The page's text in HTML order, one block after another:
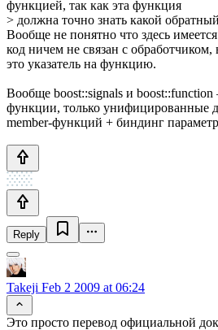
функцией, так как эта функция
> должна точно знать какой
Вообще не понятно что здесь
код ничем не связан с
это указатель на функцию.
Вообще boost::signals и boost::function
функции, только унифицированные
member-функций + биндинг
Reply
Takeji Feb 2 2009 at 06:24
Это просто перевод официальной